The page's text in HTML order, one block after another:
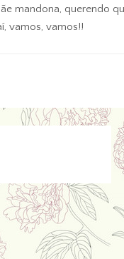
mandona, querendo
vamos, vamos!!